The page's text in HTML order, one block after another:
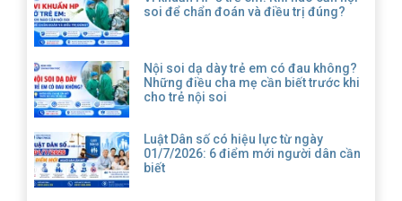
soi để chẩn đoán và điều trị đúng?
Nội soi dạ dày trẻ em có đau không?
Những điều cha mẹ cần biết trước khi
cho trẻ nội soi
Luật Dân số có hiệu lực từ ngày
01/7/2026: 6 điểm mới người dân cần
biết